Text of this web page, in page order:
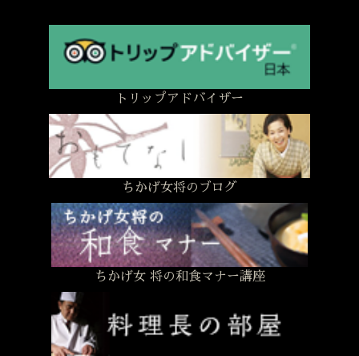
トリップアドバイザー
ちかげ女将のブログ
ちかげ女 将の和食マナー講座